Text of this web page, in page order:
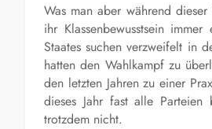
Was man aber während
ihr Klassenbewusstsein
Staates suchen verzweifelt in
hatten den Wahlkampf zu
den letzten Jahren zu einer
dieses Jahr fast alle
trotzdem nicht.